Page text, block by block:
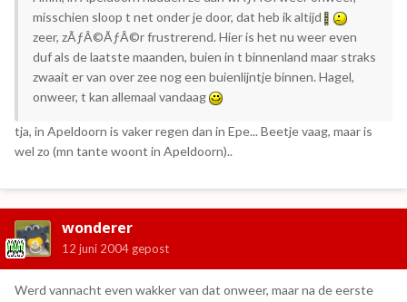
misschien sloop t net onder je door, dat heb ik altijd
zeer, zÃƒÂ©ÃƒÂ©r frustrerend. Hier is het nu weer even
duf als de laatste maanden, buien in t binnenland maar straks
zwaait er van over zee nog een buienlijntje binnen. Hagel,
onweer, t kan allemaal vandaag
tja, in Apeldoorn is vaker regen dan in Epe... Beetje vaag, maar is
wel zo (mn tante woont in Apeldoorn)..
wonderer
12 juni 2004 gepost
Werd vannacht even wakker van dat onweer, maar na de eerste